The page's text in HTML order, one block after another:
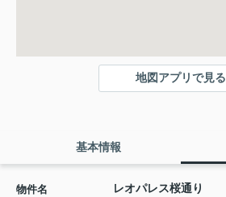
地図アプリで見る
基本情報
物件名 レオパレス桜通り